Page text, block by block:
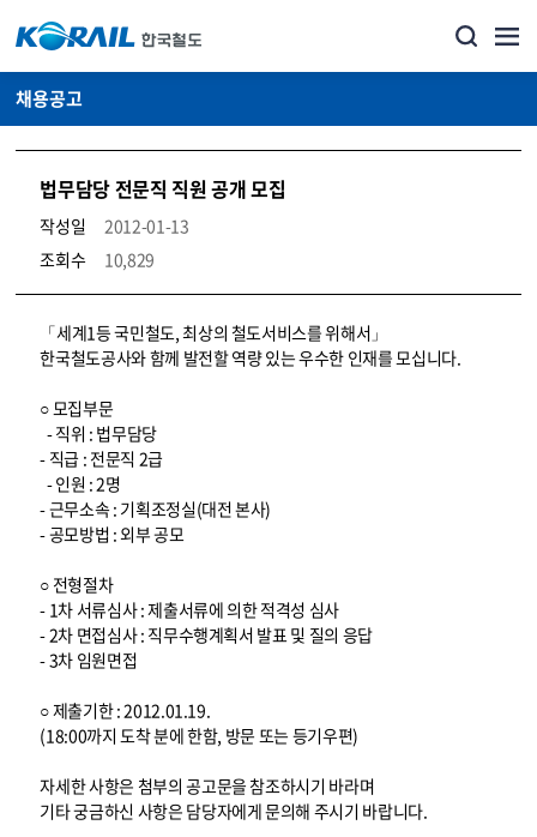
채용공고
법무담당 전문직 직원 공개 모집
작성일
2012-01-13
조회수
10,829
코레일소개_경영공시_채용공고 상세보기 – 내용, 파일, 담당자 연락처로 구성
「세계1등 국민철도, 최상의 철도서비스를 위해서」
한국철도공사와 함께 발전할 역량 있는 우수한 인재를 모십니다.
○ 모집부문
- 직위 : 법무담당
- 직급 : 전문직 2급
- 인원 : 2명
- 근무소속 : 기획조정실(대전 본사)
- 공모방법 : 외부 공모
○ 전형절차
- 1차 서류심사 : 제출서류에 의한 적격성 심사
- 2차 면접심사 : 직무수행계획서 발표 및 질의 응답
- 3차 임원면접
○ 제출기한 : 2012.01.19.
(18:00까지 도착 분에 한함, 방문 또는 등기우편)
자세한 사항은 첨부의 공고문을 참조하시기 바라며
기타 궁금하신 사항은 담당자에게 문의해 주시기 바랍니다.